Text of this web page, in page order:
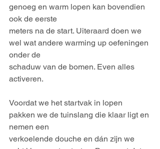
genoeg en warm lopen kan bovendien
ook de eerste
meters na de start. Uiteraard doen we
wel wat andere warming up oefeningen
onder de
schaduw van de bomen. Even alles
activeren.
Voordat we het startvak in lopen
pakken we de tuinslang die klaar ligt en
nemen een
verkoelende douche en dán zijn we